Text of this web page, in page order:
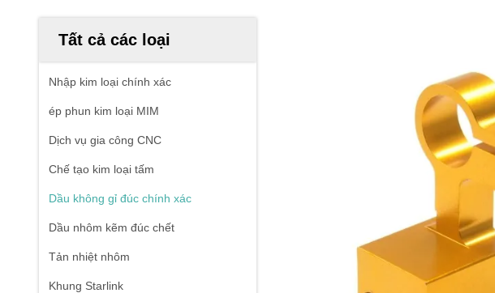
Tất cả các loại
Nhập kim loại chính xác
ép phun kim loại MIM
Dịch vụ gia công CNC
Chế tạo kim loại tấm
Dầu không gỉ đúc chính xác
Dầu nhôm kẽm đúc chết
Tản nhiệt nhôm
Khung Starlink